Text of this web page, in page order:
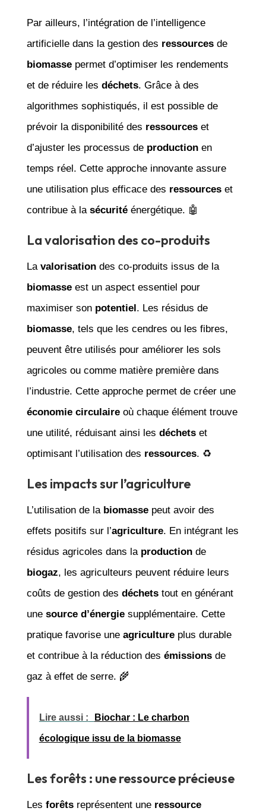
Par ailleurs, l’intégration de l’intelligence
artificielle dans la gestion des ressourcesde
biomassepermet d’optimiser les rendements
et de réduire les déchets. Grâce à des
algorithmes sophistiqués, il est possible de
prévoir la disponibilité des ressourceset
d’ajuster les processus de productionen
temps réel. Cette approche innovante assure
une utilisation plus efficace des ressourceset
contribue à la sécuritéénergétique. 🤖
La valorisation des co-produits
La valorisationdes co-produits issus de la
biomasseest un aspect essentiel pour
maximiser son potentiel. Les résidus de
biomasse, tels que les cendres ou les fibres,
peuvent être utilisés pour améliorer les sols
agricoles ou comme matière première dans
l’industrie. Cette approche permet de créer une
économie circulaireoù chaque élément trouve
une utilité, réduisant ainsi les déchetset
optimisant l’utilisation des ressources. ♻️
Les impacts sur l’agriculture
L’utilisation de la biomassepeut avoir des
effets positifs sur l’agriculture. En intégrant les
résidus agricoles dans la productionde
biogaz, les agriculteurs peuvent réduire leurs
coûts de gestion des déchetstout en générant
une source d’énergiesupplémentaire. Cette
pratique favorise une agricultureplus durable
et contribue à la réduction des émissionsde
gaz à effet de serre. 🌾
Lire aussi : Biochar : Le charbon
écologique issu de la biomasse
Les forêts : une ressource précieuse
Les forêtsreprésentent une ressource